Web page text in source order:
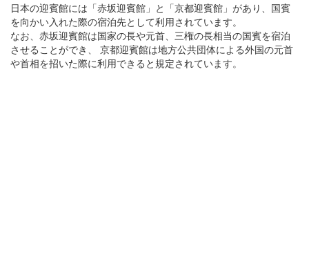
日本の迎賓館には「赤坂迎賓館」と「京都迎賓館」があり、国賓
を向かい入れた際の宿泊先として利用されています。
なお、赤坂迎賓館は国家の長や元首、三権の長相当の国賓を宿泊
させることができ、 京都迎賓館は地方公共団体による外国の元首
や首相を招いた際に利用できると規定されています。